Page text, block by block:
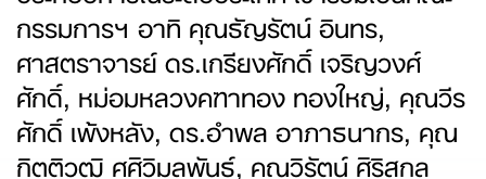
กรรมการฯ อาทิ คุณธัญรัตน์ อินทร,
ศาสตราจารย์ ดร.เกรียงศักดิ์ เจริญวงศ์
ศักดิ์, หม่อมหลวงคฑาทอง ทองใหญ่, คุณวีร
ศักดิ์ เพ้งหลัง, ดร.อำพล อาภาธนากร, คุณ
กิตติวุฒิ ศศิวิมลพันธุ์, คุณวิรัตน์ ศิริสกุล